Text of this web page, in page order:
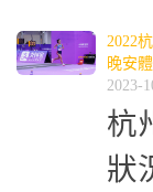
2022
晚安
2023-
杭
狀